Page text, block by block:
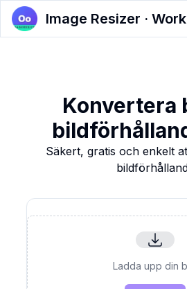
Image Resizer · Work
Konvertera
Säkert, gratis och enkelt
Ladda upp din